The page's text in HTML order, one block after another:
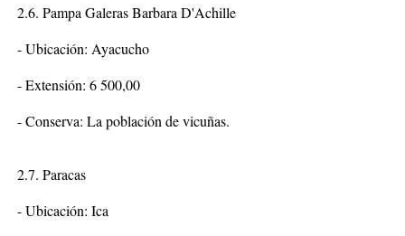
2.6. Pampa Galeras Barbara D'Achille
- Ubicación: Ayacucho
- Extensión: 6 500,00
- Conserva: La población de vicuñas.
2.7. Paracas
- Ubicación: Ica